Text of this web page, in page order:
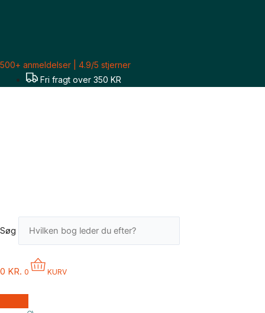
500+ anmeldelser | 4.9/5 stjerner
Fri fragt over 350 KR
Søg
0 KR. 0 KURV